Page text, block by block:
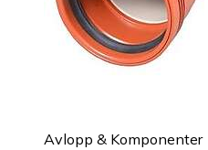
Avlopp & Komponenter